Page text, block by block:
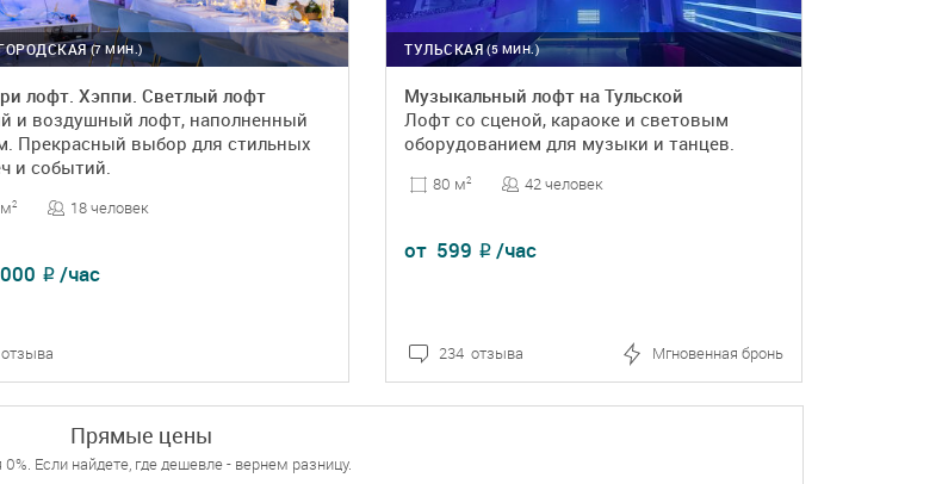
(7 МИН.)
лофт. Хэппи. Светлый лофт
и воздушный лофт, наполненный
Прекрасный выбор для стильных
и событий.
2 18 человек
₽ /час
БРОНЬ
(5 МИН.)
ТУЛЬСКАЯ
Музыкальный лофт на Тульской
Лофт со сценой, караоке и световым
оборудованием для музыки и танцев.
80 м2 42 человек
от 599 ₽ /час
234 отзыва Мгновенная бронь
ПОДРОБНЕЕ БРОНЬ
Прямые цены
Если найдете, где дешевле - вернем разницу.